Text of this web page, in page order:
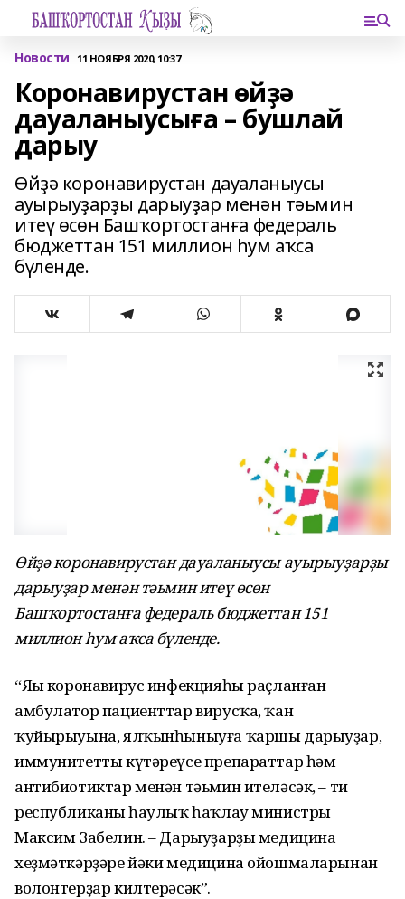
Новости 11 НОЯБРЯ 2020, 10:37
Коронавирустан өйҙә
дауаланыусыға – бушлай
дарыу
Өйҙә коронавирустан дауаланыусы
ауырыуҙарҙы дарыуҙар менән тәьмин
итеү өсөн Башҡортостанға федераль
бюджеттан 151 миллион һум аҡса
бүленде.
Өйҙә коронавирустан дауаланыусы ауырыуҙарҙы
дарыуҙар менән тәьмин итеү өсөн
Башҡортостанға федераль бюджеттан 151
миллион һум аҡса бүленде.
“Яңы коронавирус инфекцияһы раҫланған
амбулатор пациенттар вирусҡа, ҡан
ҡуйырыуына, ялҡынһыныуға ҡаршы дарыуҙар,
иммунитетты күтәреүсе препараттар һәм
антибиотиктар менән тәьмин ителәсәк, – ти
республиканың һаулыҡ һаҡлау министры
Максим Забелин. – Дарыуҙарҙы медицина
хеҙмәткәрҙәре йәки медицина ойошмаларынан
волонтерҙар килтерәсәк”.